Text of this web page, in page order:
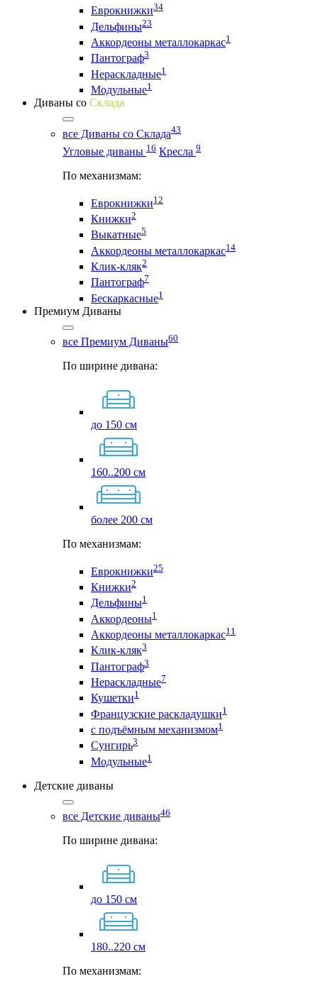
Еврокнижки34
Дельфины23
Аккордеоны металлокаркас1
Пантограф3
Нераскладные1
Модульные1
Диваны со Склада
все Диваны со Склада43
Угловые диваны 16 Кресла 9
По механизмам:
Еврокнижки12
Книжки2
Выкатные5
Аккордеоны металлокаркас14
Клик-кляк2
Пантограф7
Бескаркасные1
Премиум Диваны
все Премиум Диваны60
По ширине дивана:
до 150 см
160..200 см
более 200 см
По механизмам:
Еврокнижки25
Книжки2
Дельфины1
Аккордеоны1
Аккордеоны металлокаркас11
Клик-кляк3
Пантограф3
Нераскладные7
Кушетки1
Французские раскладушки1
с подъёмным механизмом1
Сунгирь3
Модульные1
Детские диваны
все Детские диваны46
По ширине дивана:
до 150 см
180..220 см
По механизмам: